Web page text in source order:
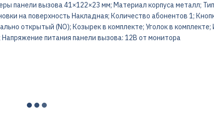
панели вызова 41×122×23 мм; Материал корпуса металл;
на поверхность Накладная; Количество абонентов 1;
открытый (NO); Козырек в комплекте; Уголок в
Напряжение питания панели вызова: 12В от монитора